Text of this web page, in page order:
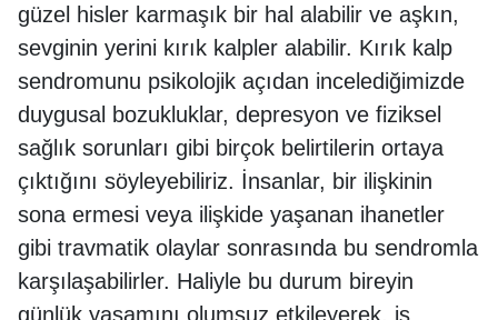
güzel hisler karmaşık bir hal alabilir ve aşkın,
sevginin yerini kırık kalpler alabilir. Kırık kalp
sendromunu psikolojik açıdan incelediğimizde
duygusal bozukluklar, depresyon ve fiziksel
sağlık sorunları gibi birçok belirtilerin ortaya
çıktığını söyleyebiliriz. İnsanlar, bir ilişkinin
sona ermesi veya ilişkide yaşanan ihanetler
gibi travmatik olaylar sonrasında bu sendromla
karşılaşabilirler. Haliyle bu durum bireyin
günlük yaşamını olumsuz etkileyerek, iş